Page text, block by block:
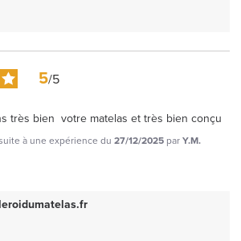
5/5
très bien  votre matelas et très bien conçu
à une expérience du 27/12/2025 parY.M.